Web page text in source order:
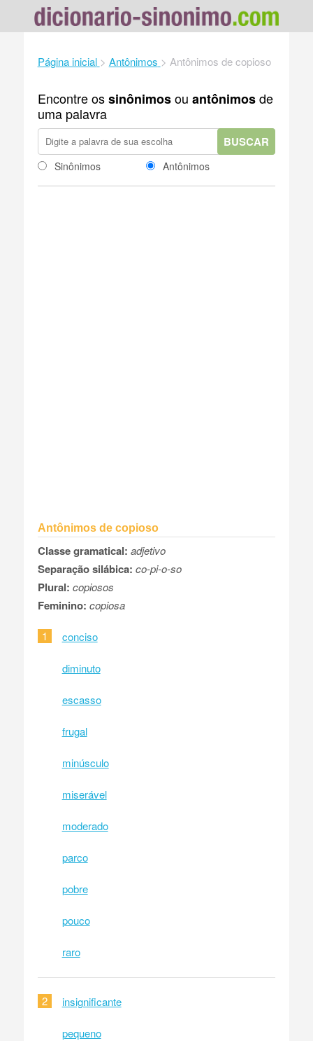
Página inicial > Antônimos > Antônimos de copioso
Encontre ossinônimosou antônimosde
uma palavra
BUSCAR
Sinônimos Antônimos
Antônimos de copioso
Classe gramatical: adjetivo
Separação silábica: co-pi-o-so
Plural: copiosos
Feminino: copiosa
1 conciso
diminuto
escasso
frugal
minúsculo
miserável
moderado
parco
pobre
pouco
raro
2 insignificante
pequeno